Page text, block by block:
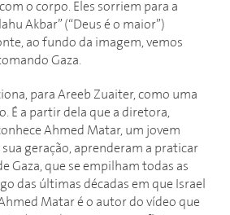
o corpo. Eles sorriem para a
Akbar” (“Deus é o maior”)
ao fundo da imagem, vemos
Gaza.
para Areeb Zuaiter, como uma
É a partir dela que a diretora,
Ahmed Matar, um jovem
geração, aprenderam a praticar
Gaza, que se empilham todas as
das últimas décadas em que Israel
Matar é o autor do vídeo que